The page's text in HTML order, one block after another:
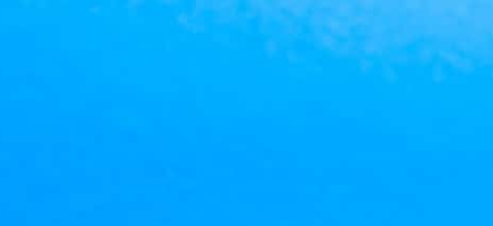
Billing specialist